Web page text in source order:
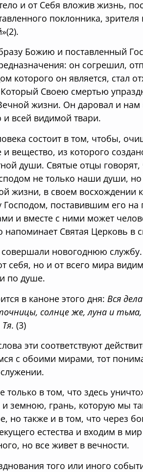
и от Себя вложив жизнь,
поклонника,
Божию и поставленный
он согрешил,
которого он является, стал
Своею смертью
жизни. Он даровал и
всей видимой твари.
состоит в том, чтобы,
и вещество, из которого
души. Святые отцы говорят,
не только наши души,
жизни, в своем восхождении
Господом, поставившим его
и вместе с ними может
напоминает Святая Церковь в
новогоднюю
себя, но и от всего мира
по душе.
в каноне этого дня: Вся
солнце же, луна и тьма,
. (3)
эти соответствуют
с обоими мирами, тот
только в том, что здесь
земною, грань, которую мы
но также и в том, что через
естества и входим в
но все живет в вечности.
того или иного